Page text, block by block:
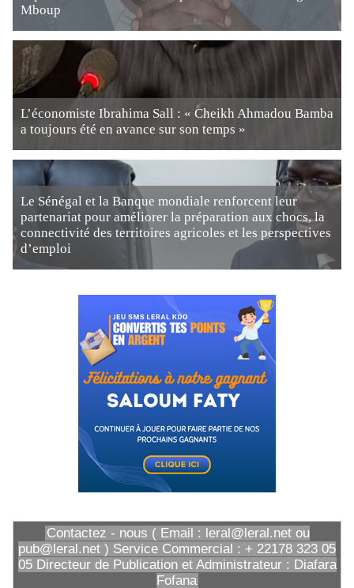
Mboup
L’économiste Ibrahima Sall : « Cheikh Ahmadou Bamba
a toujours été en avance sur son temps »
Le Sénégal et la Banque mondiale renforcent leur
partenariat pour améliorer la préparation aux chocs, la
connectivité des territoires agricoles et les perspectives
d’emploi
Contactez - nous ( Email : leral@leral.net ou
pub@leral.net ) Service Commercial : + 22178 323 05
05 Directeur de Publication et Administrateur : Diafara
Fofana